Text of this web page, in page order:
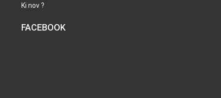
Ki nov ?
FACEBOOK